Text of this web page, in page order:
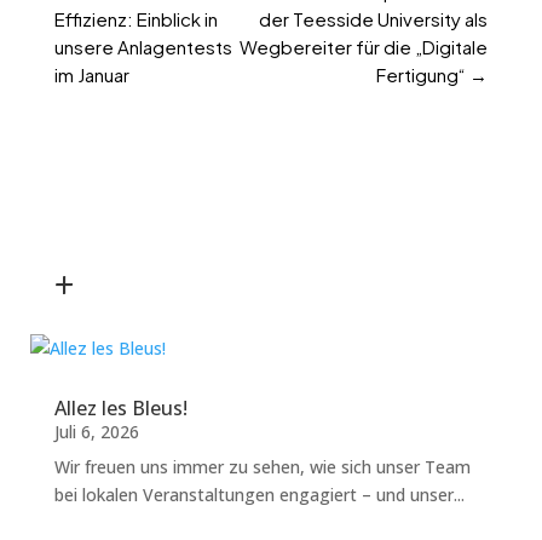
Effizienz: Einblick in
unsere Anlagentests
im Januar
der Teesside University als
Wegbereiter für die „Digitale
Fertigung“ →
+
Allez les Bleus!
Juli 6, 2026
Wir freuen uns immer zu sehen, wie sich unser Team
bei lokalen Veranstaltungen engagiert – und unser...